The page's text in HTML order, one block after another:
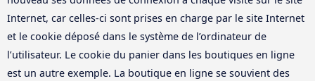
Internet, car celles-ci sont prises en charge par le site Internet
et le cookie déposé dans le système de l’ordinateur de
l’utilisateur. Le cookie du panier dans les boutiques en ligne
est un autre exemple. La boutique en ligne se souvient des